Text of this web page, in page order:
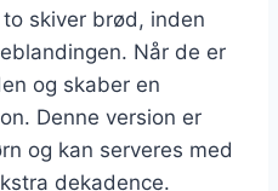
skiver brød, inden
Når de er
og skaber en
Denne version er
og kan serveres med
dekadence.